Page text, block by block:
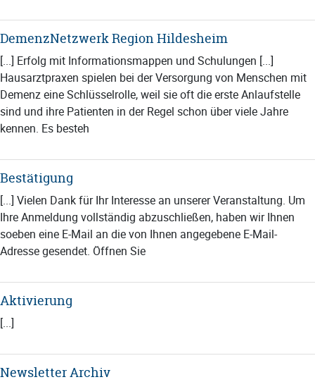
DemenzNetzwerk Region Hildesheim
[...] Erfolg mit Informationsmappen und Schulungen [...]
Hausarztpraxen spielen bei der Versorgung von Menschen mit
Demenz eine Schlüsselrolle, weil sie oft die erste Anlaufstelle
sind und ihre Patienten in der Regel schon über viele Jahre
kennen. Es besteh
Bestätigung
[...] Vielen Dank für Ihr Interesse an unserer Veranstaltung. Um
Ihre Anmeldung vollständig abzuschließen, haben wir Ihnen
soeben eine E-Mail an die von Ihnen angegebene E-Mail-
Adresse gesendet. Öffnen Sie
Aktivierung
[...]
Newsletter Archiv